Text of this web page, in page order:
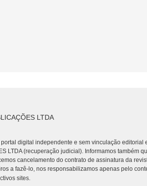
LTDA
portal digital independente e sem vinculação editorial
LTDA (recuperação judicial). Informamos também
cancelamento do contrato de assinatura da
a fazê-lo, nos responsabilizamos apenas pelo
sites.